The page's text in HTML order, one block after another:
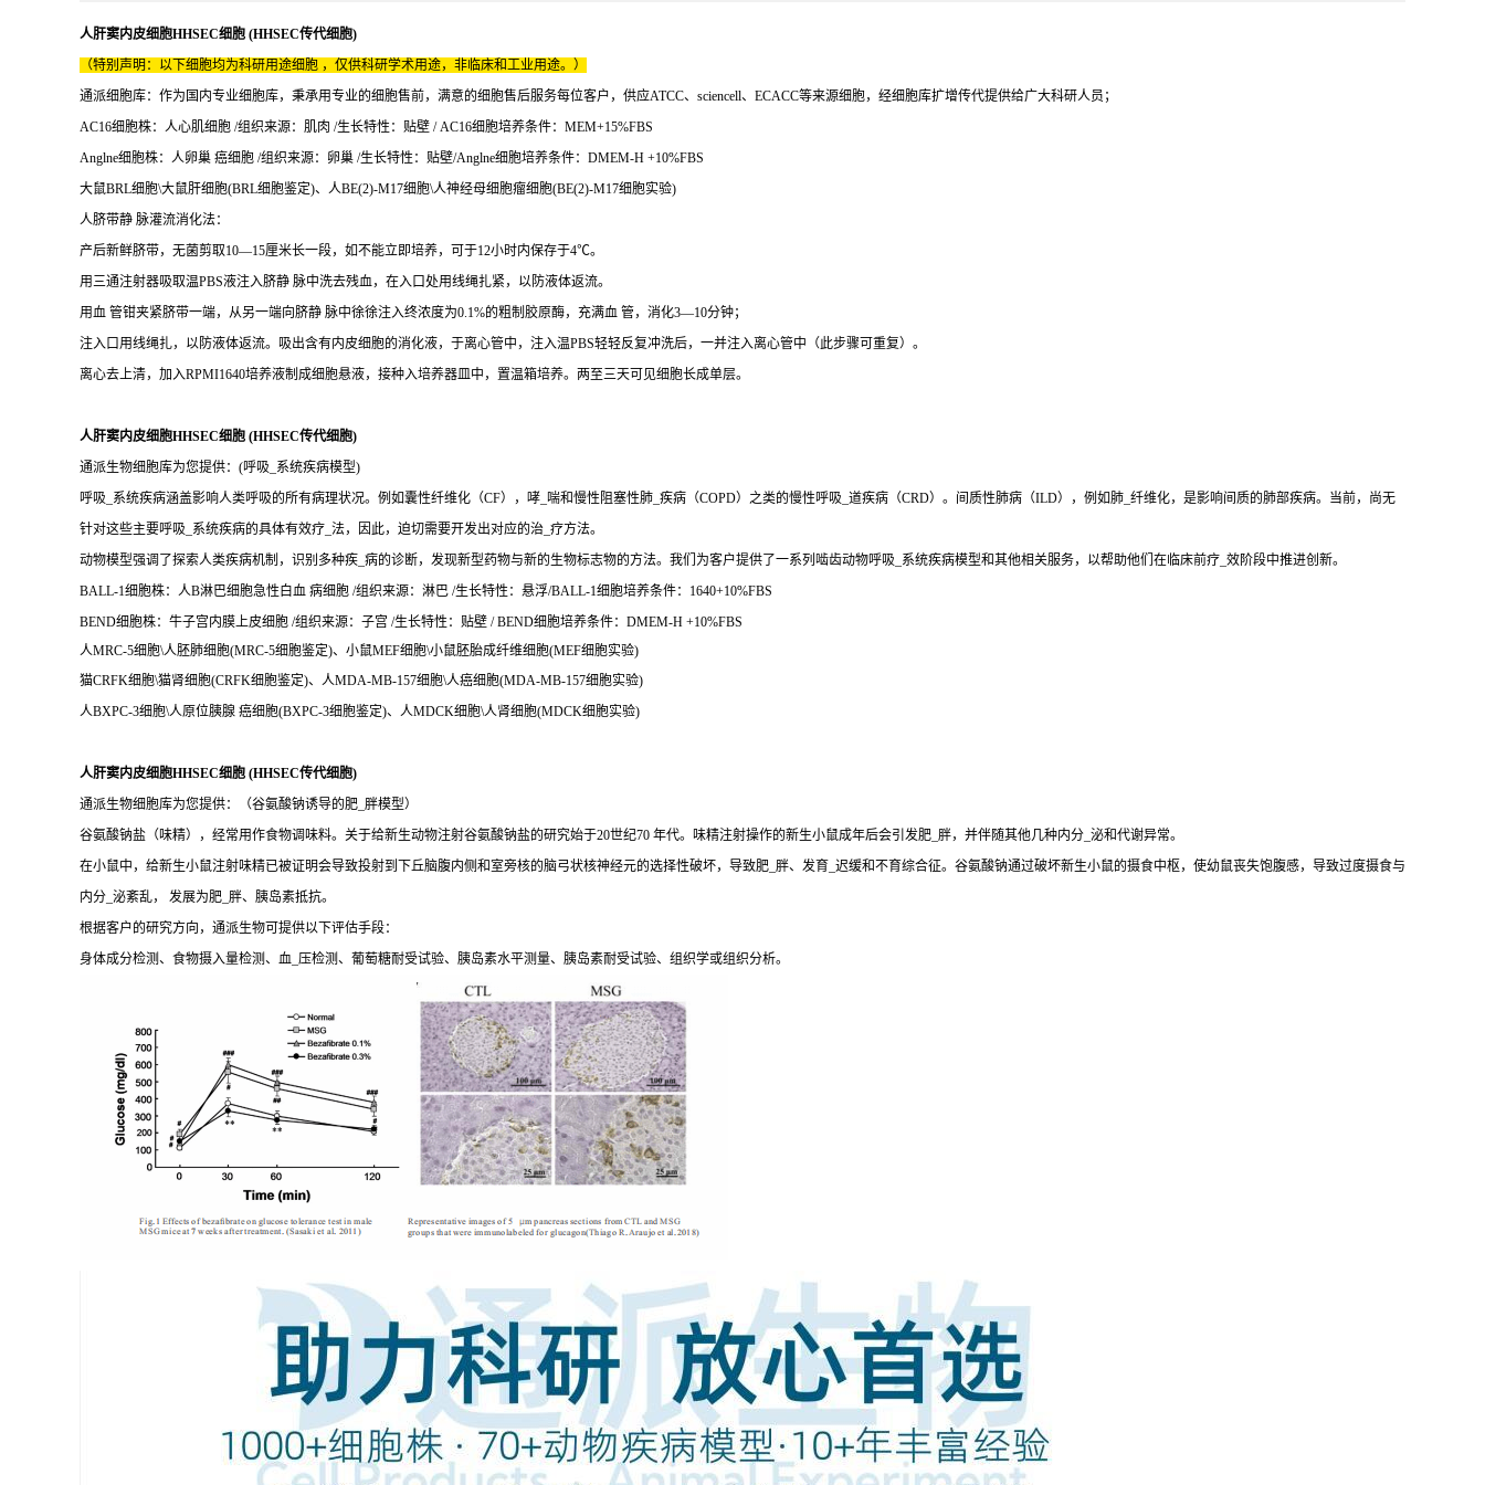
人肝窦内皮细胞HHSEC细胞 (HHSEC传代细胞)
（特别声明：以下细胞均为科研用途细胞 ，仅供科研学术用途，非临床和工业用途。）
通派细胞库：作为国内专业细胞库，秉承用专业的细胞售前，满意的细胞售后服务每位客户，供应ATCC、sciencell、ECACC等来源细胞，经细胞库扩增传代提供给广大科研人员；
AC16细胞株：人心肌细胞 /组织来源：肌肉 /生长特性：贴壁 / AC16细胞培养条件：MEM+15%FBS
Anglne细胞株：人卵巢 癌细胞 /组织来源：卵巢 /生长特性：贴壁/Anglne细胞培养条件：DMEM-H +10%FBS
大鼠BRL细胞\大鼠肝细胞(BRL细胞鉴定)、人BE(2)-M17细胞\人神经母细胞瘤细胞(BE(2)-M17细胞实验)
人脐带静 脉灌流消化法：
产后新鲜脐带，无菌剪取10—15厘米长一段，如不能立即培养，可于12小时内保存于4℃。
用三通注射器吸取温PBS液注入脐静 脉中洗去残血，在入口处用线绳扎紧，以防液体返流。
用血 管钳夹紧脐带一端，从另一端向脐静 脉中徐徐注入终浓度为0.1%的粗制胶原酶，充满血 管，消化3—10分钟；
注入口用线绳扎，以防液体返流。吸出含有内皮细胞的消化液，于离心管中，注入温PBS轻轻反复冲洗后，一并注入离心管中（此步骤可重复）。
离心去上清，加入RPMI1640培养液制成细胞悬液，接种入培养器皿中，置温箱培养。两至三天可见细胞长成单层。
人肝窦内皮细胞HHSEC细胞 (HHSEC传代细胞)
通派生物细胞库为您提供：(呼吸_系统疾病模型)
呼吸_系统疾病涵盖影响人类呼吸的所有病理状况。例如囊性纤维化（CF），哮_喘和慢性阻塞性肺_疾病（COPD）之类的慢性呼吸_道疾病（CRD）。间质性肺病（ILD），例如肺_纤维化，是影响间质的肺部疾病。当前，尚无
针对这些主要呼吸_系统疾病的具体有效疗_法，因此，迫切需要开发出对应的治_疗方法。
动物模型强调了探索人类疾病机制，识别多种疾_病的诊断，发现新型药物与新的生物标志物的方法。我们为客户提供了一系列啮齿动物呼吸_系统疾病模型和其他相关服务，以帮助他们在临床前疗_效阶段中推进创新。
BALL-1细胞株：人B淋巴细胞急性白血 病细胞 /组织来源：淋巴 /生长特性：悬浮/BALL-1细胞培养条件：1640+10%FBS
BEND细胞株：牛子宫内膜上皮细胞 /组织来源：子宫 /生长特性：贴壁 / BEND细胞培养条件：DMEM-H +10%FBS
人MRC-5细胞\人胚肺细胞(MRC-5细胞鉴定)、小鼠MEF细胞\小鼠胚胎成纤维细胞(MEF细胞实验)
猫CRFK细胞\猫肾细胞(CRFK细胞鉴定)、人MDA-MB-157细胞\人癌细胞(MDA-MB-157细胞实验)
人BXPC-3细胞\人原位胰腺 癌细胞(BXPC-3细胞鉴定)、人MDCK细胞\人肾细胞(MDCK细胞实验)
人肝窦内皮细胞HHSEC细胞 (HHSEC传代细胞)
通派生物细胞库为您提供：（谷氨酸钠诱导的肥_胖模型）
谷氨酸钠盐（味精），经常用作食物调味料。关于给新生动物注射谷氨酸钠盐的研究始于20世纪70 年代。味精注射操作的新生小鼠成年后会引发肥_胖，并伴随其他几种内分_泌和代谢异常。
在小鼠中，给新生小鼠注射味精已被证明会导致投射到下丘脑腹内侧和室旁核的脑弓状核神经元的选择性破坏，导致肥_胖、发育_迟缓和不育综合征。谷氨酸钠通过破坏新生小鼠的摄食中枢，使幼鼠丧失饱腹感，导致过度摄食与
内分_泌紊乱， 发展为肥_胖、胰岛素抵抗。
根据客户的研究方向，通派生物可提供以下评估手段：
身体成分检测、食物摄入量检测、血_压检测、葡萄糖耐受试验、胰岛素水平测量、胰岛素耐受试验、组织学或组织分析。